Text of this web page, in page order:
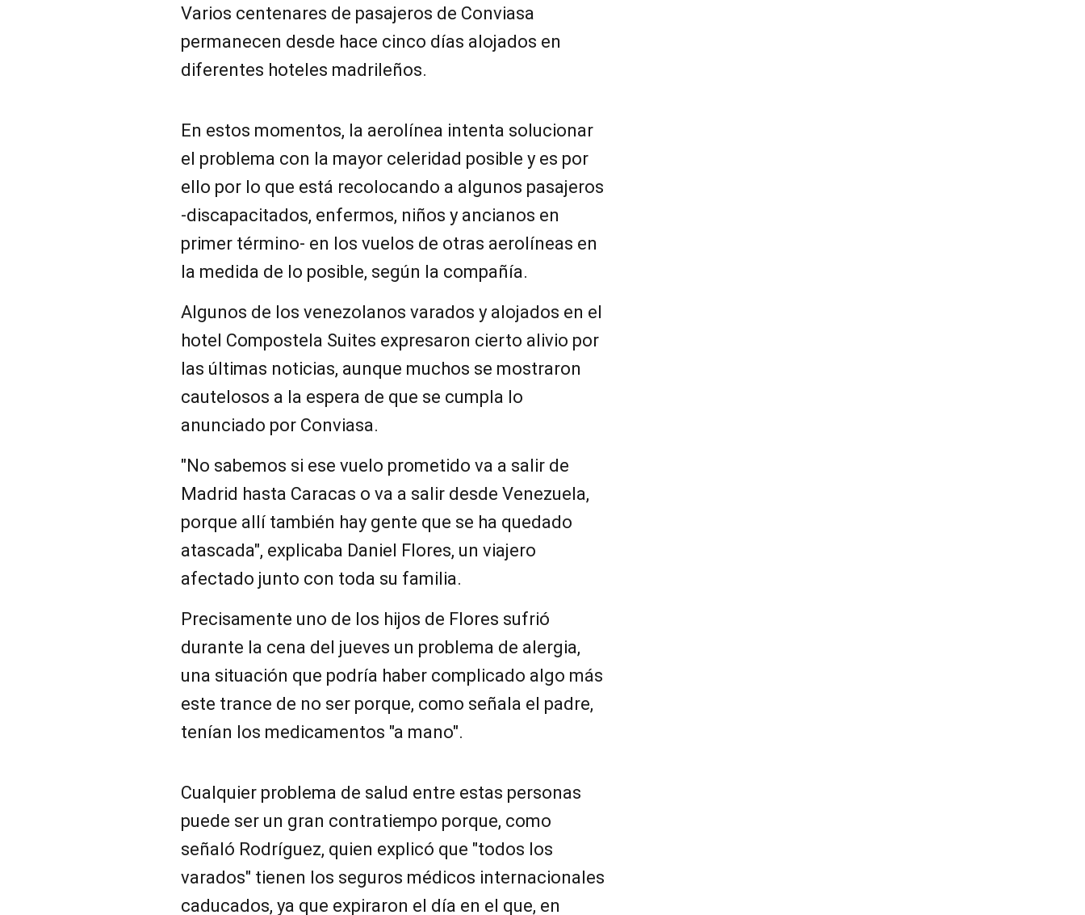
Varios centenares de pasajeros de Conviasa
permanecen desde hace cinco días alojados en
diferentes hoteles madrileños.
En estos momentos, la aerolínea intenta solucionar
el problema con la mayor celeridad posible y es por
ello por lo que está recolocando a algunos pasajeros
-discapacitados, enfermos, niños y ancianos en
primer término- en los vuelos de otras aerolíneas en
la medida de lo posible, según la compañía.
Algunos de los venezolanos varados y alojados en el
hotel Compostela Suites expresaron cierto alivio por
las últimas noticias, aunque muchos se mostraron
cautelosos a la espera de que se cumpla lo
anunciado por Conviasa.
"No sabemos si ese vuelo prometido va a salir de
Madrid hasta Caracas o va a salir desde Venezuela,
porque allí también hay gente que se ha quedado
atascada", explicaba Daniel Flores, un viajero
afectado junto con toda su familia.
Precisamente uno de los hijos de Flores sufrió
durante la cena del jueves un problema de alergia,
una situación que podría haber complicado algo más
este trance de no ser porque, como señala el padre,
tenían los medicamentos "a mano".
Cualquier problema de salud entre estas personas
puede ser un gran contratiempo porque, como
señaló Rodríguez, quien explicó que "todos los
varados" tienen los seguros médicos internacionales
caducados, ya que expiraron el día en el que, en